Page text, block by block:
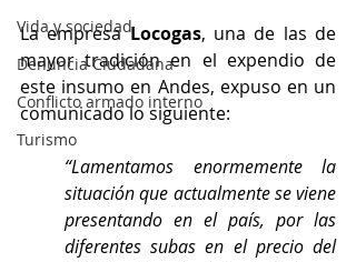
Vida y sociedad
Denuncia Ciudadana
Conflicto armado interno
Turismo
La empresa Locogas, una de las de
mayor tradición en el expendio de
este insumo en Andes, expuso en un
comunicado lo siguiente:
“Lamentamos enormemente la
situación que actualmente se viene
presentando en el país, por las
diferentes subas en el precio del